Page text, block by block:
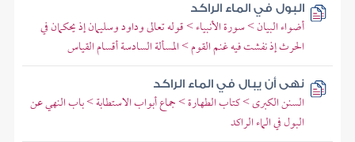
البول في الماء الراكد
أضواء البيان > سورة الأنبياء > قوله تعالى وداود وسليمان إذ يحكمان في
الحرث إذ نفشت فيه غنم القوم > المسألة السادسة أقسام القياس
نهى أن يبال في الماء الراكد
السنن الكبرى > كتاب الطهارة > جماع أبواب الاستطابة > باب النهي عن
البول في الماء الراكد